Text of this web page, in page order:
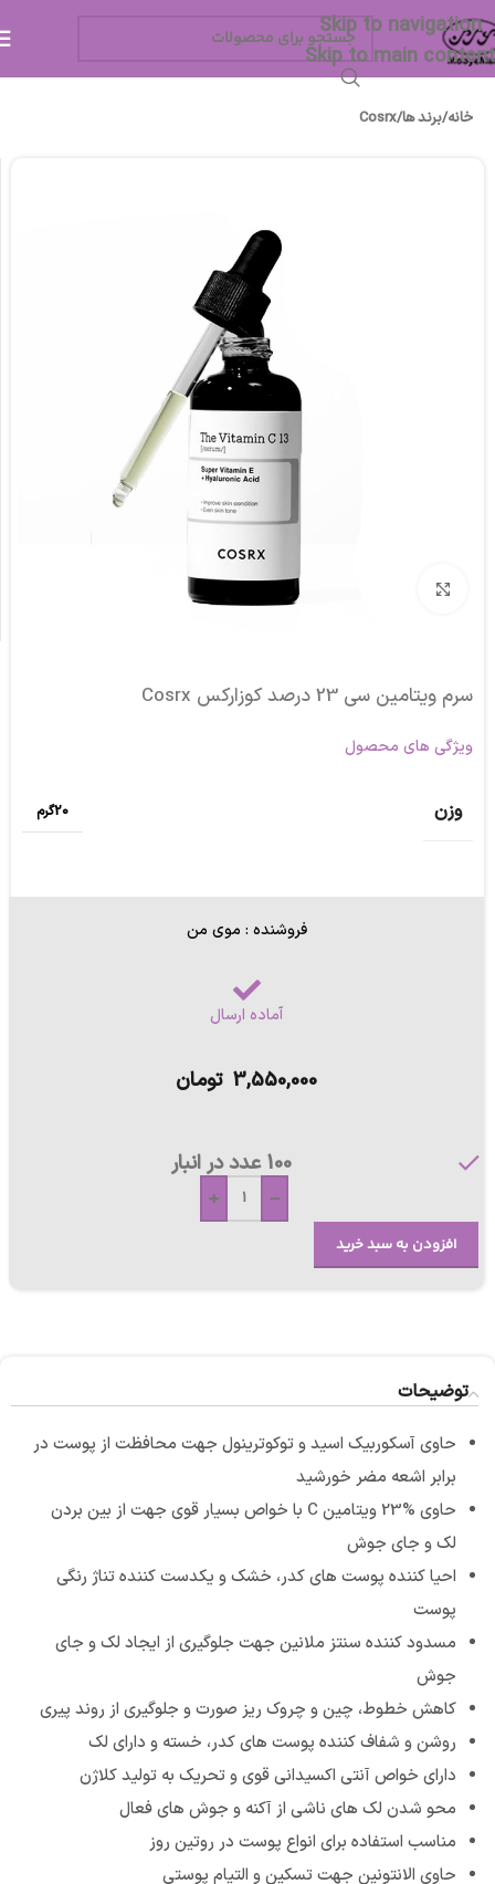
Skip to navigation
Skip to main content
خانه/برند ها/
Cosrx
برای بزرگنمایی کلیک کنید
سرم ویتامین سی 23 درصد کوزارکس Cosrx
ویژگی های محصول
وزن 20گرم
فروشنده : موی من
آماده ارسال
3,550,000 تومان
100 عدد در انبار
-
+
افزودن به سبد خرید
توضیحات
حاوی آسکوربیک اسید و توکوترینول جهت محافظت از پوست در
برابر اشعه مضر خورشید
حاوی %23 ویتامین C با خواص بسیار قوی جهت از بین بردن
لک و جای جوش
احیا کننده پوست های کدر، خشک و یکدست کننده تناژ رنگی
پوست
مسدود کننده سنتز ملانین جهت جلوگیری از ایجاد لک و جای
جوش
کاهش خطوط، چین و چروک ریز صورت و جلوگیری از روند پیری
روشن و شفاف کننده پوست های کدر، خسته و دارای لک
دارای خواص آنتی اکسیدانی قوی و تحریک به تولید کلاژن
محو شدن لک های ناشی از آکنه و جوش های فعال
مناسب استفاده برای انواع پوست در روتین روز
حاوی الانتونین جهت تسکین و التیام پوستی